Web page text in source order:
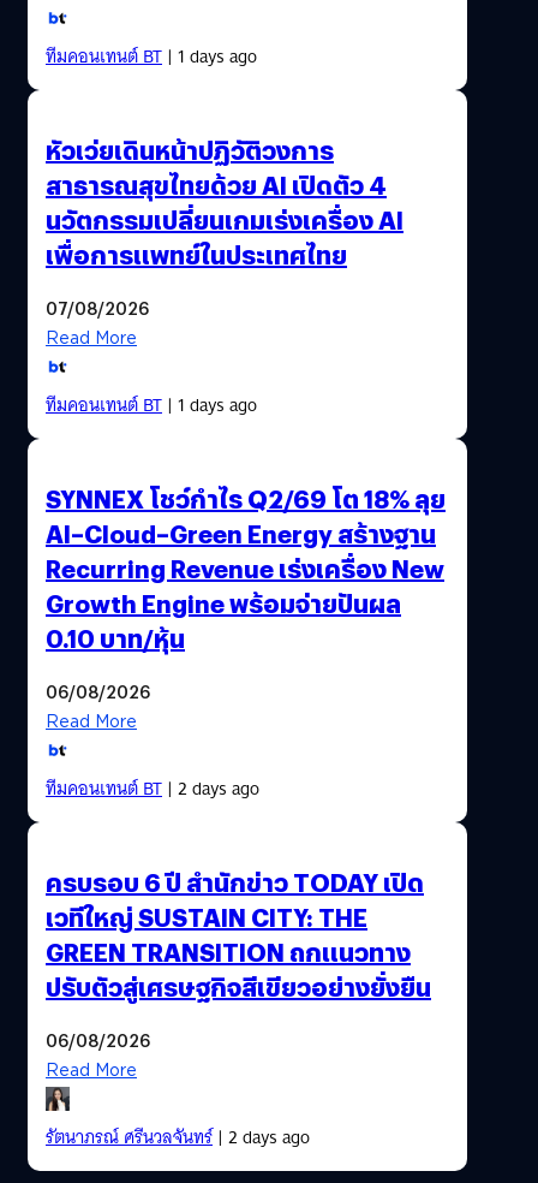
ทีมคอนเทนต์ BT| 1 days ago
หัวเว่ยเดินหน้าปฏิวัติวงการ
สาธารณสุขไทยด้วย AI เปิดตัว 4
นวัตกรรมเปลี่ยนเกมเร่งเครื่อง AI
เพื่อการแพทย์ในประเทศไทย
07/08/2026
Read More
ทีมคอนเทนต์ BT| 1 days ago
SYNNEX โชว์กำไร Q2/69 โต 18% ลุย
AI–Cloud–Green Energy สร้างฐาน
Recurring Revenue เร่งเครื่อง New
Growth Engine พร้อมจ่ายปันผล
0.10 บาท/หุ้น
06/08/2026
Read More
ทีมคอนเทนต์ BT| 2 days ago
ครบรอบ 6 ปี สำนักข่าว TODAY เปิด
เวทีใหญ่ SUSTAIN CITY: THE
GREEN TRANSITION ถกแนวทาง
ปรับตัวสู่เศรษฐกิจสีเขียวอย่างยั่งยืน
06/08/2026
Read More
รัตนาภรณ์ ศรีนวลจันทร์| 2 days ago